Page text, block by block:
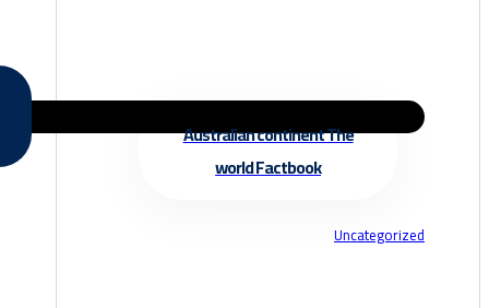
Australian continent The
world Factbook
Uncategorized